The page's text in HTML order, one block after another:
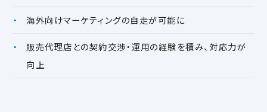
海外向けマーケティングの自走が可能に
販売代理店との契約交渉・運用の経験を積み、対応力が
向上